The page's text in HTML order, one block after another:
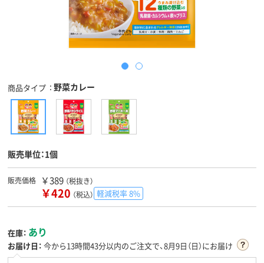
商品タイプ 野菜カレー
販売単位：1個
販売価格 ￥389 （税抜き）
￥420 （税込） 軽減税率 8%
在庫： あり
お届け日： 今から13時間43分以内のご注文で、8月9日（日）にお届け